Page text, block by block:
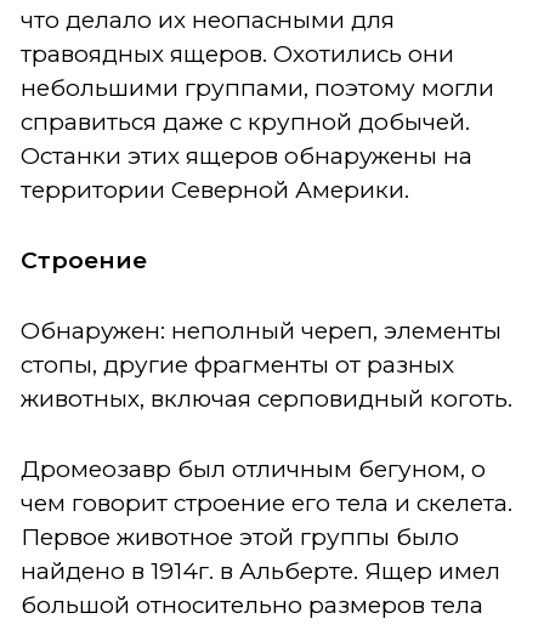
что делало их неопасными для
травоядных ящеров. Охотились они
небольшими группами, поэтому могли
справиться даже с крупной добычей.
Останки этих ящеров обнаружены на
территории Северной Америки.
Строение
Обнаружен: неполный череп, элементы
стопы, другие фрагменты от разных
животных, включая серповидный коготь.
Дромеозавр был отличным бегуном, о
чем говорит строение его тела и скелета.
Первое животное этой группы было
найдено в 1914г. в Альберте. Ящер имел
большой относительно размеров тела